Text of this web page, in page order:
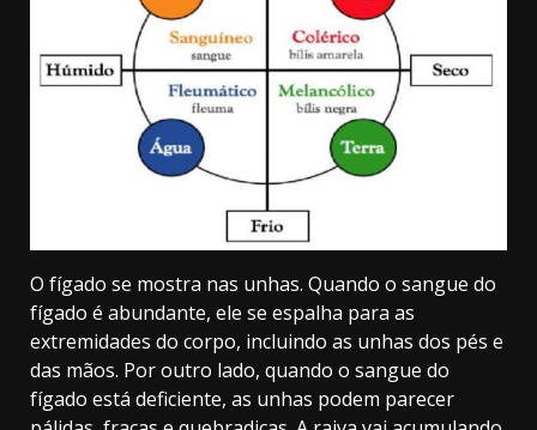
O fígado se mostra nas unhas. Quando o sangue do
fígado é abundante, ele se espalha para as
extremidades do corpo, incluindo as unhas dos pés e
das mãos. Por outro lado, quando o sangue do
fígado está deficiente, as unhas podem parecer